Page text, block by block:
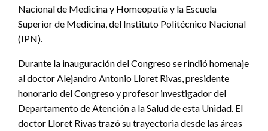
Nacional de Medicina y Homeopatía y la Escuela
Superior de Medicina, del Instituto Politécnico Nacional
(IPN).
Durante la inauguración del Congreso se rindió homenaje
al doctor Alejandro Antonio Lloret Rivas, presidente
honorario del Congreso y profesor investigador del
Departamento de Atención a la Salud de esta Unidad. El
doctor Lloret Rivas trazó su trayectoria desde las áreas